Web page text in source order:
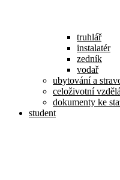
truhlář
instalatér
zedník
vodař
ubytování a
celoživotní
dokumenty ke
student